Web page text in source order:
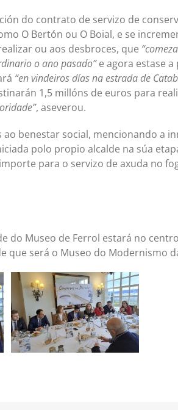
do contrato de servizo de
O Bertón ou O Boial, e se
ou aos desbroces, que
o ano pasado”e agora estase a
“en vindeiros días na estrada de
1,5 millóns de euros para
, aseverou.
benestar social, mencionando a
polo propio alcalde na súa
para o servizo de axuda no
do Museo de Ferrol estará no
que será o Museo do Modernismo